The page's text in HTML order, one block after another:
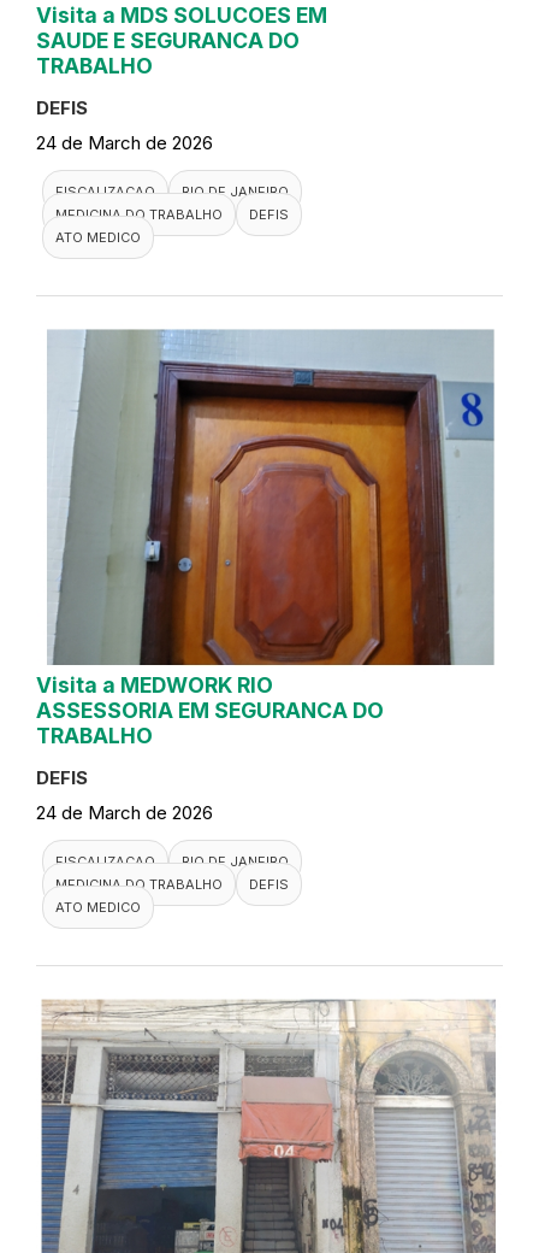
Visita a MDS SOLUCOES EM
SAUDE E SEGURANCA DO
TRABALHO
DEFIS
24 de March de 2026
FISCALIZACAO
RIO DE JANEIRO
MEDICINA DO TRABALHO
DEFIS
ATO MEDICO
Visita a MEDWORK RIO
ASSESSORIA EM SEGURANCA DO
TRABALHO
DEFIS
24 de March de 2026
FISCALIZACAO
RIO DE JANEIRO
MEDICINA DO TRABALHO
DEFIS
ATO MEDICO